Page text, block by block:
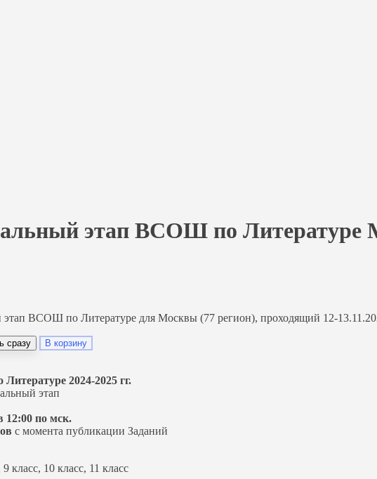
этап ВСОШ по Литературе
ВСОШ по Литературе для Москвы (77 регион), проходящий 12-
сразу В корзину
2024-2025 гг.
этап
12:00 по мск.
с момента публикации Заданий
класс, 10 класс, 11 класс